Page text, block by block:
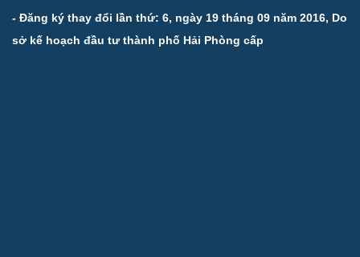
- Đăng ký thay đổi lần thứ: 6, ngày 19 tháng 09 năm 2016, Do
sở kế hoạch đầu tư thành phố Hải Phòng cấp